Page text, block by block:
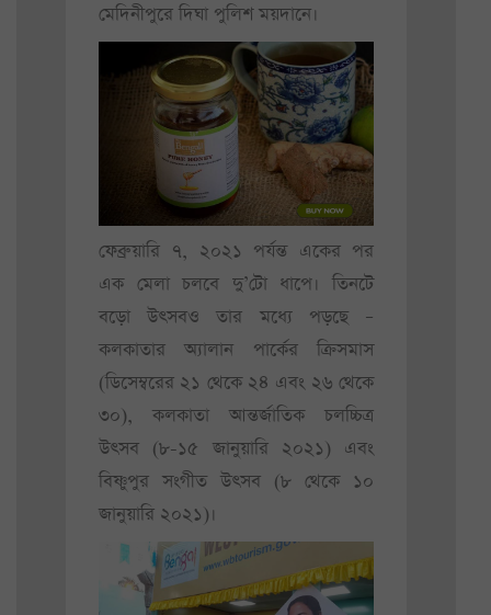
মেদিনীপুরে দিঘা পুলিশ ময়দানে।
ফেব্রুয়ারি ৭, ২০২১ পর্যন্ত একের পর
এক মেলা চলবে দু’টো ধাপে। তিনটে
বড়ো উৎসবও তার মধ্যে পড়ছে –
কলকাতার অ্যালান পার্কের ক্রিসমাস
(ডিসেম্বরের ২১ থেকে ২৪ এবং ২৬ থেকে
৩০), কলকাতা আন্তর্জাতিক চলচ্চিত্র
উৎসব (৮-১৫ জানুয়ারি ২০২১) এবং
বিষ্ণুপুর সংগীত উৎসব (৮ থেকে ১০
জানুয়ারি ২০২১)।